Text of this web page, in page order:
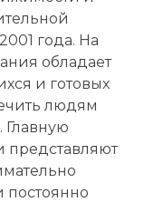
года. На
обладает
и готовых
людям
представляют
постоянно